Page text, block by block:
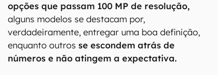
opções que passam 100 MP de resolução,
alguns modelos se destacam por,
verdadeiramente, entregar uma boa definição,
enquanto outros se escondem atrás de
números e não atingem a expectativa.